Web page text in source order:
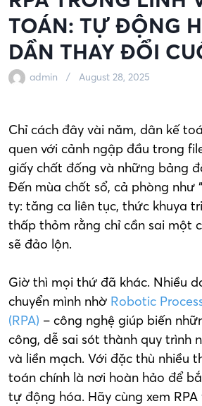
TOÁN: TỰ ĐỘNG
DẦN THAY ĐỔI
admin August 28, 2025
Chỉ cách đây vài năm, dân kế
quen với cảnh ngập đầu trong
giấy chất đống và những bảng
Đến mùa chốt sổ, cả phòng như
ty: tăng ca liên tục, thức khuya
thấp thỏm rằng chỉ cần sai một
sẽ đảo lộn.
Giờ thì mọi thứ đã khác. Nhiều
chuyển mình nhờ Robotic
(RPA) – công nghệ giúp biến
công, dễ sai sót thành quy trình
và liền mạch. Với đặc thù nhiều
toán chính là nơi hoàn hảo để
tự động hóa. Hãy cùng xem